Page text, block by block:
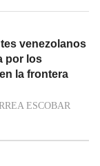
venezolanos
por los
la frontera
ESCOBAR